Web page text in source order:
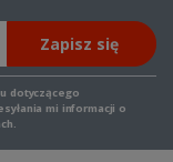
Zapisz się
dotyczącego
mi informacji o